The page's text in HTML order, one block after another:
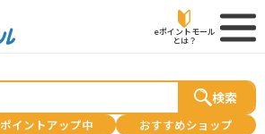
eポイントモール
とは？
検索
ポイントアップ中 おすすめショップ